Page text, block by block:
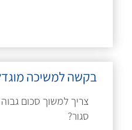
בקשה למשיכה
צריך למשוך סכום
סגור?